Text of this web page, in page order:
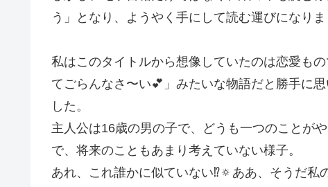
う」となり、ようやく手にして読む運びになり
私はこのタイトルから想像していたのは恋愛も
てごらんなさ〜い💕」みたいな物語だと勝手に
した。
主人公は16歳の男の子で、どうも一つのことが
で、将来のこともあまり考えていない様子。
あれ、これ誰かに似ていない⁉️🔅ああ、そうだ私